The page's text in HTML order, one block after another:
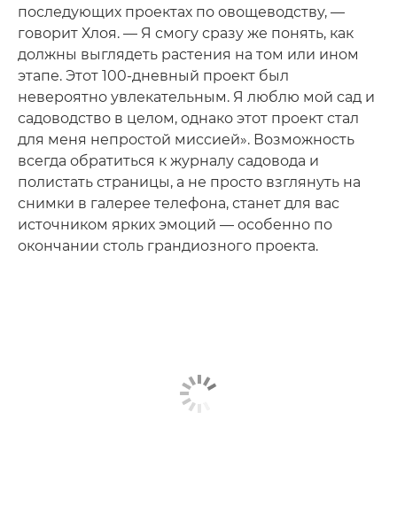
последующих проектах по овощеводству, —
говорит Хлоя. — Я смогу сразу же понять, как
должны выглядеть растения на том или ином
этапе. Этот 100-дневный проект был
невероятно увлекательным. Я люблю мой сад и
садоводство в целом, однако этот проект стал
для меня непростой миссией». Возможность
всегда обратиться к журналу садовода и
полистать страницы, а не просто взглянуть на
снимки в галерее телефона, станет для вас
источником ярких эмоций — особенно по
окончании столь грандиозного проекта.